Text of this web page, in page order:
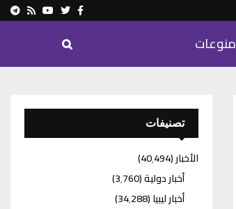
Facebook
Twitter
Youtube
Rss
منوعات
تصنيفات
الأخبار(40٬494)
أخبار دولية(3٬760)
أخبار ليبيا(34٬288)